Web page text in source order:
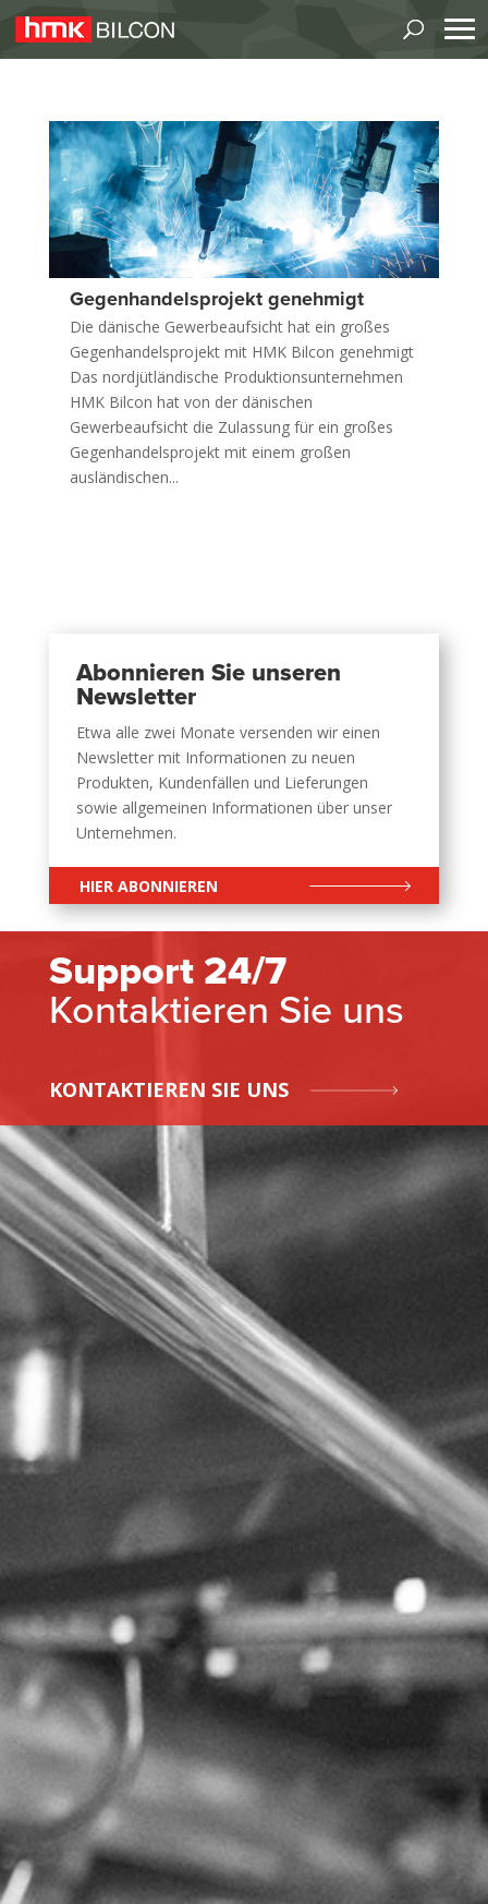
Gegenhandelsprojekt genehmigt
Die dänische Gewerbeaufsicht hat ein großes
Gegenhandelsprojekt mit HMK Bilcon genehmigt
Das nordjütländische Produktionsunternehmen
HMK Bilcon hat von der dänischen
Gewerbeaufsicht die Zulassung für ein großes
Gegenhandelsprojekt mit einem großen
ausländischen...
Abonnieren Sie unseren
Newsletter
Etwa alle zwei Monate versenden wir einen
Newsletter mit Informationen zu neuen
Produkten, Kundenfällen und Lieferungen
sowie allgemeinen Informationen über unser
Unternehmen.
HIER ABONNIEREN
Support 24/7
Kontaktieren Sie uns
KONTAKTIEREN SIE UNS